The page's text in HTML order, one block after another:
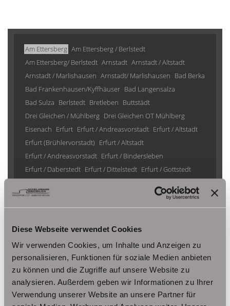
Diese Webseite verwendet Cookies
Wir verwenden Cookies, um Inhalte und Anzeigen zu
personalisieren, Funktionen für soziale Medien anbieten
zu können und die Zugriffe auf unsere Website zu
analysieren. Außerdem geben wir Informationen zu Ihrer
Verwendung unserer Website an unsere Partner für
Am Ettersberg Am Ettersberg / Berlstedt
Am Ettersberg/ Berlstedt Arnstadt Arnstadt / Altstadt
Arnstadt / Marlishausen Arnstadt/ Marlishausen Bad Berka
Bad Frankenhausen/Kyffhäuser Bad Langensalza
Bad Sulza Berlstedt Bretleben Buttstädt
Drei Gleichen / Mühlberg Drei Gleichen OT Mühlberg
Eisenach Erfurt Erfurt / Andreasvorstadt Erfurt / Altstadt
Erfurt (Brühlervorstadt) Erfurt / Altstadt
Erfurt / Andreasvorstadt Erfurt / Bindersleben
Erfurt / Daberstedt Erfurt / Dittelstedt Erfurt / Gottstedt
Erfurt / Löbervorstadt
Erfurt / Molsdorf Erfurt / Möbisburg-Rhoda
Erfurt/ Johannesvorstadt Erfurt/ Niedernissa
Erfurt/ Salomonsborn Erfurt/ Vieselbach
Gotha
Großheringen
Herbsleben
Ichtershausen
Kutzleben / Lützensömmern